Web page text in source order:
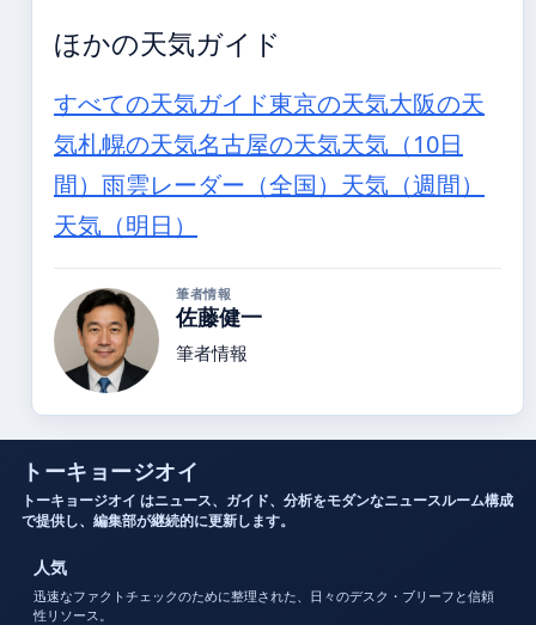
ほかの天気ガイド
すべての天気ガイド東京の天気大阪の天
気札幌の天気名古屋の天気天気（10日
間） 雨雲レーダー（全国） 天気（週間）
天気（明日）
筆者情報
佐藤健一
筆者情報
トーキョージオイ
トーキョージオイ はニュース、ガイド、分析をモダンなニュースルーム構成
で提供し、編集部が継続的に更新します。
人気
迅速なファクトチェックのために整理された、日々のデスク・ブリーフと信頼
性リソース。